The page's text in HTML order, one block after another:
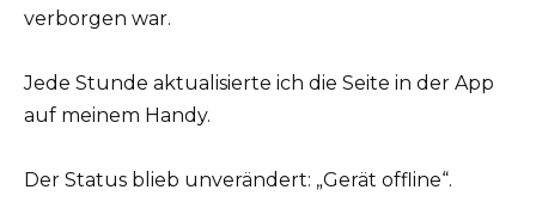
verborgen war.
Jede Stunde aktualisierte ich die Seite in der App
auf meinem Handy.
Der Status blieb unverändert: „Gerät offline“.